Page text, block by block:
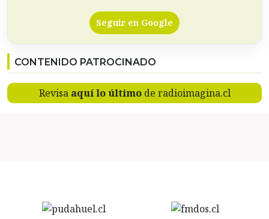
Seguir en Google
CONTENIDO PATROCINADO
Revisa aquí lo últimode radioimagina.cl